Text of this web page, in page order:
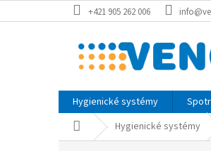
na
+421 905 262 006
Hygienické systémy
DomovHygienické systémy